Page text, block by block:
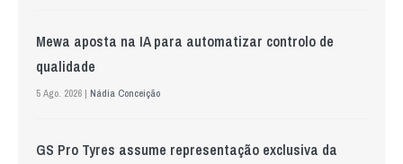
Mewa aposta na IA para automatizar controlo de
qualidade
5 Ago. 2026 | Nádia Conceição
GS Pro Tyres assume representação exclusiva da